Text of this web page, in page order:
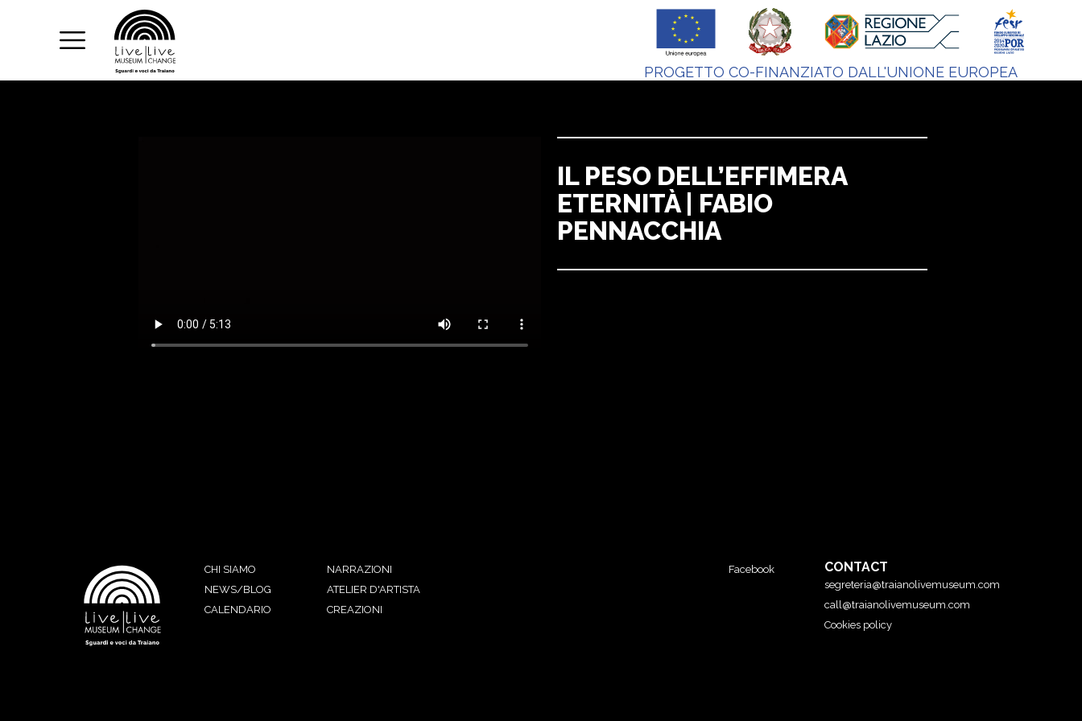
PROGETTO CO-FINANZIATO DALL'UNIONE EUROPEA
IL PESO DELL’EFFIMERA
ETERNITÀ | FABIO
PENNACCHIA
CHI SIAMO
NEWS/BLOG
CALENDARIO
NARRAZIONI
ATELIER D'ARTISTA
CREAZIONI
Facebook CONTACT
segreteria@traianolivemuseum.com
call@traianolivemuseum.com
Cookies policy